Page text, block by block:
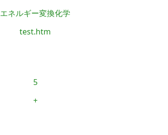
エネルギー変換化学
test.htm
5
+